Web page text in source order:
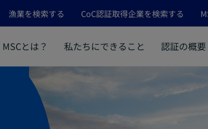
漁業を検索する CoC認証取得企業を検索する
MSCとは？ 私たちにできること 認証の概要